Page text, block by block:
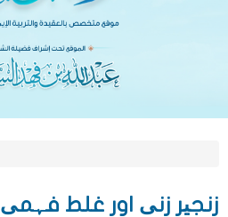
زنجیر زنی اور غلط فہمی